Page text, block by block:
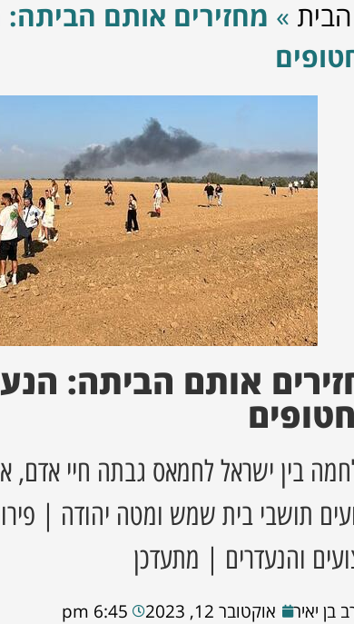
» מחזירים אותם הביתה:
אותם הביתה:
בין ישראל לחמאס גבתה חיי אדם,
תושבי בית שמש ומטה יהודה |
והנעדרים | מתעדכן
בן יאיר אוקטובר 12, 2023 6:45 pm